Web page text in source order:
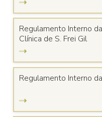
Regulamento Interno
Clínica de S. Frei Gil
Regulamento Interno